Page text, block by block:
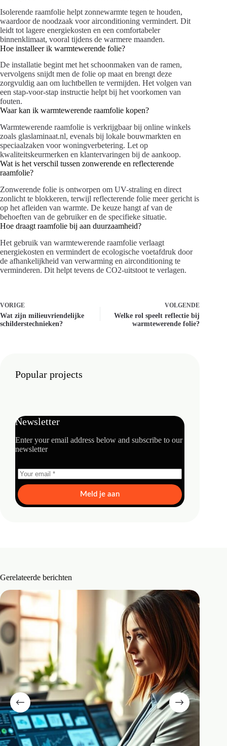
Isolerende raamfolie helpt zonnewarmte tegen te houden,
waardoor de noodzaak voor airconditioning vermindert. Dit
leidt tot lagere energiekosten en een comfortabeler
binnenklimaat, vooral tijdens de warmere maanden.
Hoe installeer ik warmtewerende folie?
De installatie begint met het schoonmaken van de ramen,
vervolgens snijdt men de folie op maat en brengt deze
zorgvuldig aan om luchtbellen te vermijden. Het volgen van
een stap-voor-stap instructie helpt bij het voorkomen van
fouten.
Waar kan ik warmtewerende raamfolie kopen?
Warmtewerende raamfolie is verkrijgbaar bij online winkels
zoals glaslaminaat.nl, evenals bij lokale bouwmarkten en
speciaalzaken voor woningverbetering. Let op
kwaliteitskeurmerken en klantervaringen bij de aankoop.
Wat is het verschil tussen zonwerende en reflecterende
raamfolie?
Zonwerende folie is ontworpen om UV-straling en direct
zonlicht te blokkeren, terwijl reflecterende folie meer gericht is
op het afleiden van warmte. De keuze hangt af van de
behoeften van de gebruiker en de specifieke situatie.
Hoe draagt raamfolie bij aan duurzaamheid?
Het gebruik van warmtewerende raamfolie verlaagt
energiekosten en vermindert de ecologische voetafdruk door
de afhankelijkheid van verwarming en airconditioning te
verminderen. Dit helpt tevens de CO2-uitstoot te verlagen.
VORIGE
Wat zijn milieuvriendelijke
schilderstechnieken?
VOLGENDE
Welke rol speelt reflectie bij
warmtewerende folie?
Popular projects
Newsletter
Enter your email address below and subscribe to our
newsletter
Meld je aan
Gerelateerde berichten